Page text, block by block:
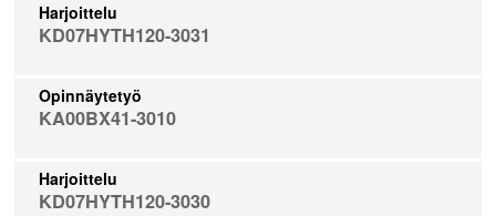
Harjoittelu
KD07HYTH120-3031
Opinnäytetyö
KA00BX41-3010
Harjoittelu
KD07HYTH120-3030